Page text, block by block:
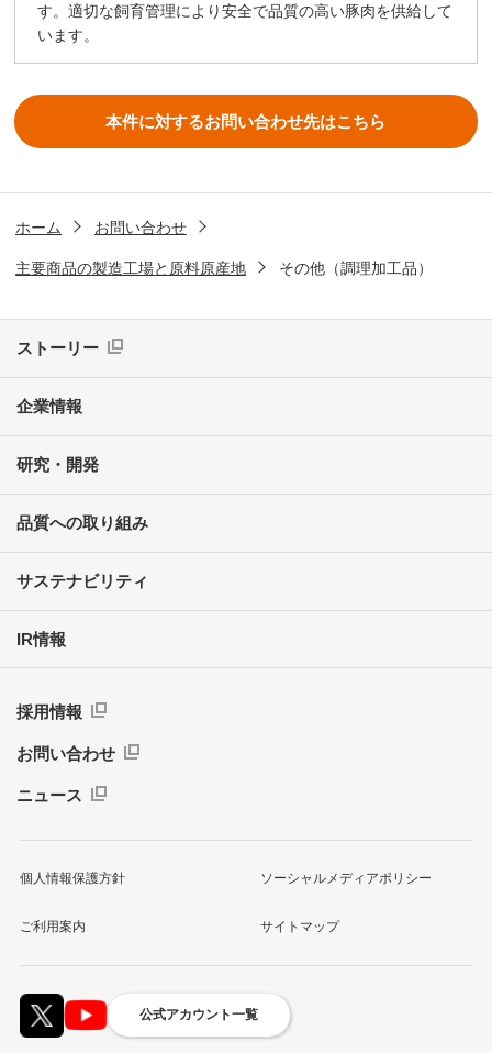
す。適切な飼育管理により安全で品質の高い豚肉を供給して
います。
本件に対するお問い合わせ先はこちら
ホーム お問い合わせ
主要商品の製造工場と原料原産地 その他（調理加工品）
ストーリー
企業情報
研究・開発
品質への取り組み
サステナビリティ
IR情報
採用情報
お問い合わせ
ニュース
個人情報保護方針 ソーシャルメディアポリシー
ご利用案内 サイトマップ
公式アカウント一覧